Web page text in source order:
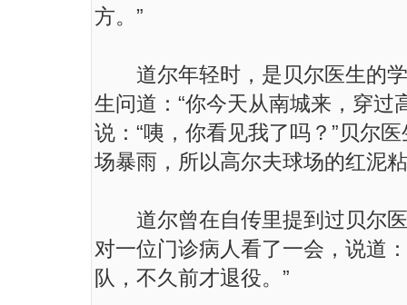
方。”
道尔年轻时，是贝尔医生的学
生问道：“你今天从南城来，穿过
说：“咦，你看见我了吗？”贝尔
场暴雨，所以高尔夫球场的红泥
道尔曾在自传里提到过贝尔医
对一位门诊病人看了一会，说道
队，不久前才退役。”